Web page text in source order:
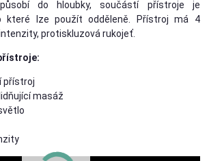
do hloubky, součástí přístroje je
které lze použít odděleně. Přístroj má 4
protiskluzová rukojeť.
přístroj
masáž